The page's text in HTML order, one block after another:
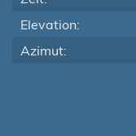
Elevation:
Azimut: